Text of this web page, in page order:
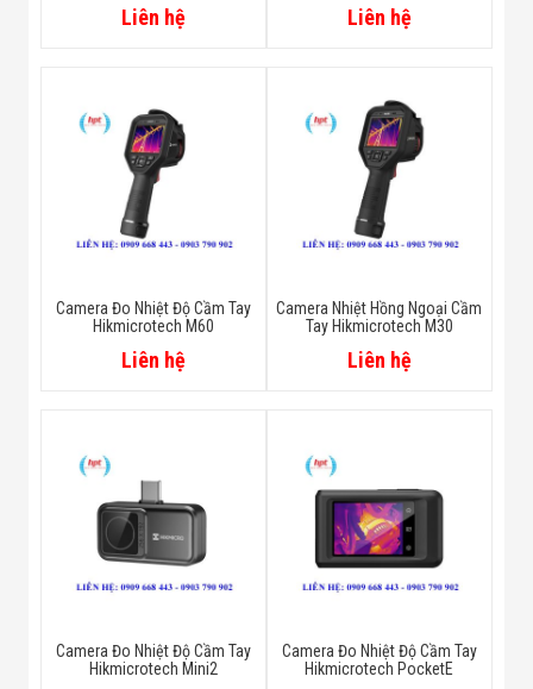
Liên hệ Liên hệ
Camera Đo Nhiệt Độ Cầm Tay
Hikmicrotech M60
Liên hệ
Camera Nhiệt Hồng Ngoại Cầm
Tay Hikmicrotech M30
Liên hệ
Camera Đo Nhiệt Độ Cầm Tay
Hikmicrotech Mini2
Camera Đo Nhiệt Độ Cầm Tay
Hikmicrotech PocketE